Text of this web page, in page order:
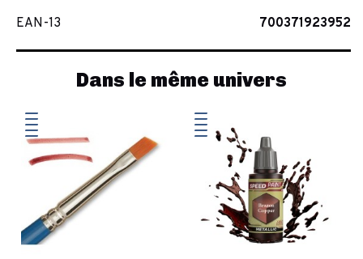
EAN-13 700371923952
Dans le même univers